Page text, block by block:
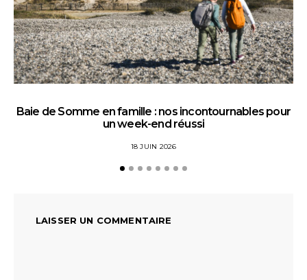
Baie de Somme en famille : nos incontournables pour
un week-end réussi
18 JUIN 2026
LAISSER UN COMMENTAIRE